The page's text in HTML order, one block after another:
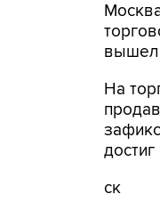
вышел
На
ск